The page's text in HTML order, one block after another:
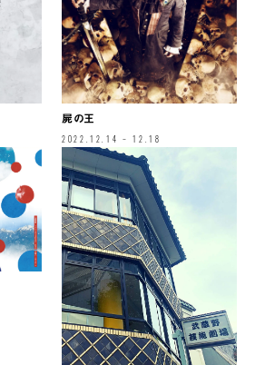
屍の王
2022.12.14 – 12.18